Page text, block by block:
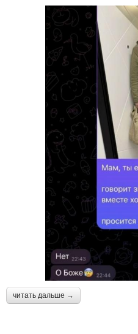
читать дальше →